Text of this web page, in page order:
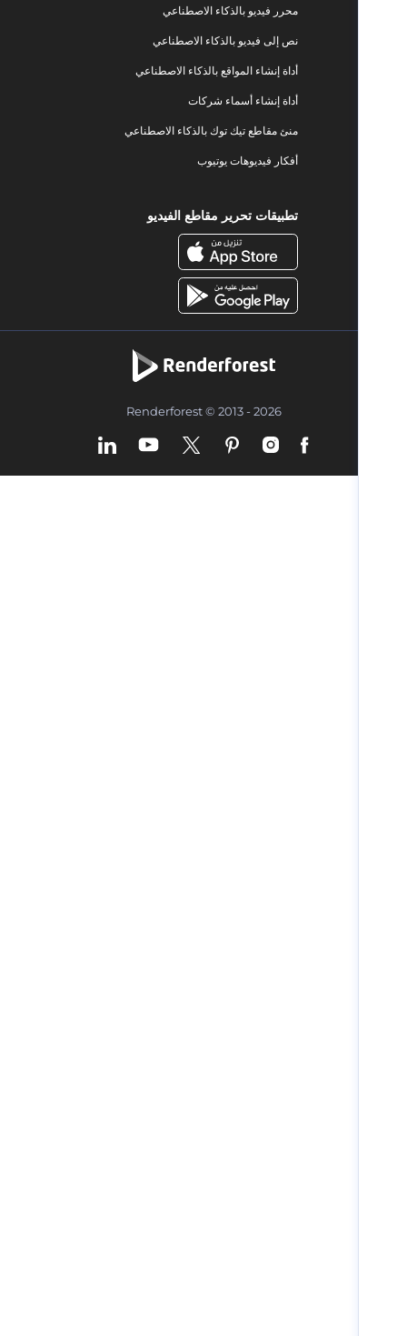
محرر فيديو بالذكاء الاصطناعي
نص إلى فيديو بالذكاء الاصطناعي
أداة إنشاء المواقع بالذكاء الاصطناعي
أداة إنشاء أسماء شركات
منئ مقاطع تيك توك بالذكاء الاصطناعي
أفكار فيديوهات يوتيوب
تطبيقات تحرير مقاطع الفيديو
Renderforest © 2013 - 2026